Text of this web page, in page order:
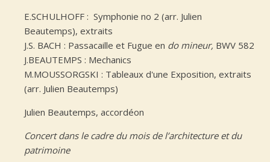
E.SCHULHOFF : Symphonie no 2 (arr. Julien
Beautemps), extraits
J.S. BACH : Passacaille et Fugue en do mineur, BWV 582
J.BEAUTEMPS : Mechanics
M.MOUSSORGSKI : Tableaux d'une Exposition, extraits
(arr. Julien Beautemps)
Julien Beautemps, accordéon
Concert dans le cadre du mois de l’architecture et du
patrimoine